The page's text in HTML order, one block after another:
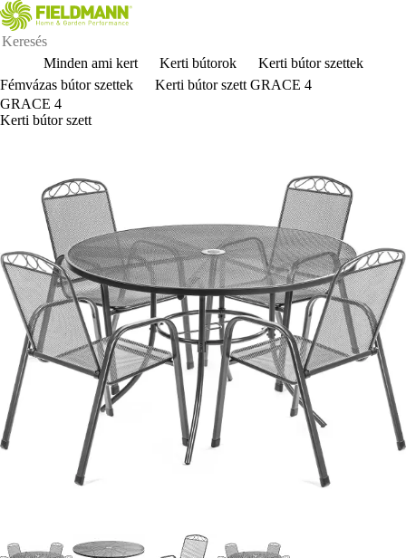
Minden ami kert Kerti bútorok
Kerti bútor szettek
Fémvázas bútor szettek
Kerti bútor szett GRACE 4
GRACE 4
Kerti bútor szett